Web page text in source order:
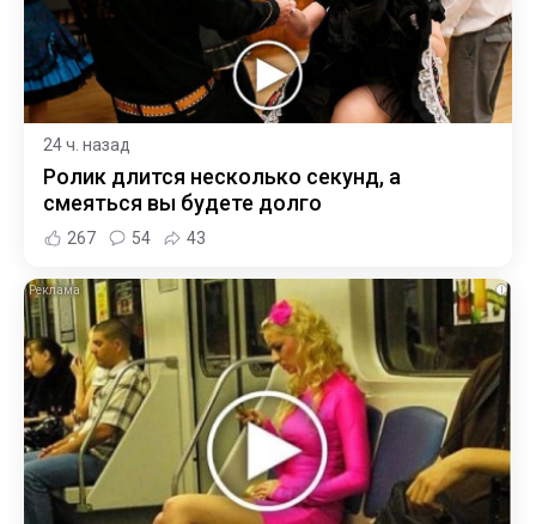
24 ч. назад
Ролик длится несколько секунд, а
смеяться вы будете долго
267 54 43
i